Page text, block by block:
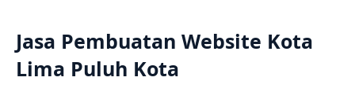
Jasa Pembuatan Website Kota
Lima Puluh Kota